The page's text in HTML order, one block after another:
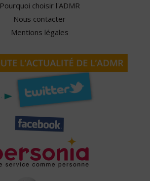
Pourquoi choisir l'ADMR
Nous contacter
Mentions légales